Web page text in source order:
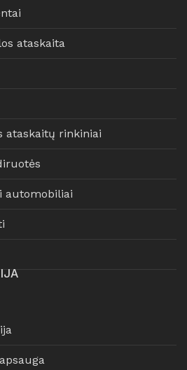
ataskaita
ataskaitų rinkiniai
automobiliai